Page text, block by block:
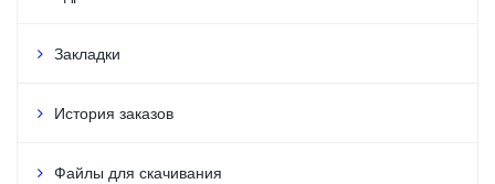
Закладки
История заказов
Файлы для скачивания